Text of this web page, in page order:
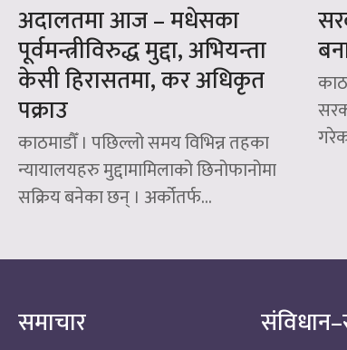
अदालतमा आज – मधेसका
पूर्वमन्त्रीविरुद्ध मुद्दा, अभियन्ता
केसी हिरासतमा, कर अधिकृत
पक्राउ
काठमाडौँ । पछिल्लो समय विभिन्न तहका
न्यायालयहरु मुद्दामामिलाको छिनोफानोमा
सक्रिय बनेका छन् । अर्कोतर्फ...
समाचार